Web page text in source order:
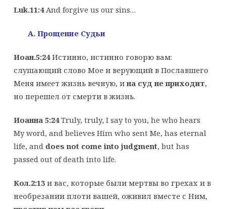
Luk.11:4And forgive us our sins…
A. Прощение Судьи
Иоан.5:24Истинно, истинно говорю вам:
слушающий слово Мое и верующий в Пославшего
Меня имеет жизнь вечную, ина суд не приходит,
но перешел от смерти в жизнь.
Иоанна 5:24Truly, truly, I say to you, he who hears
My word, and believes Him who sent Me, has eternal
life, and does not come into judgment, but has
passed out of death into life.
Кол.2:13 и вас, которые были мертвы во грехах и в
необрезании плоти вашей, оживил вместе с Ним,